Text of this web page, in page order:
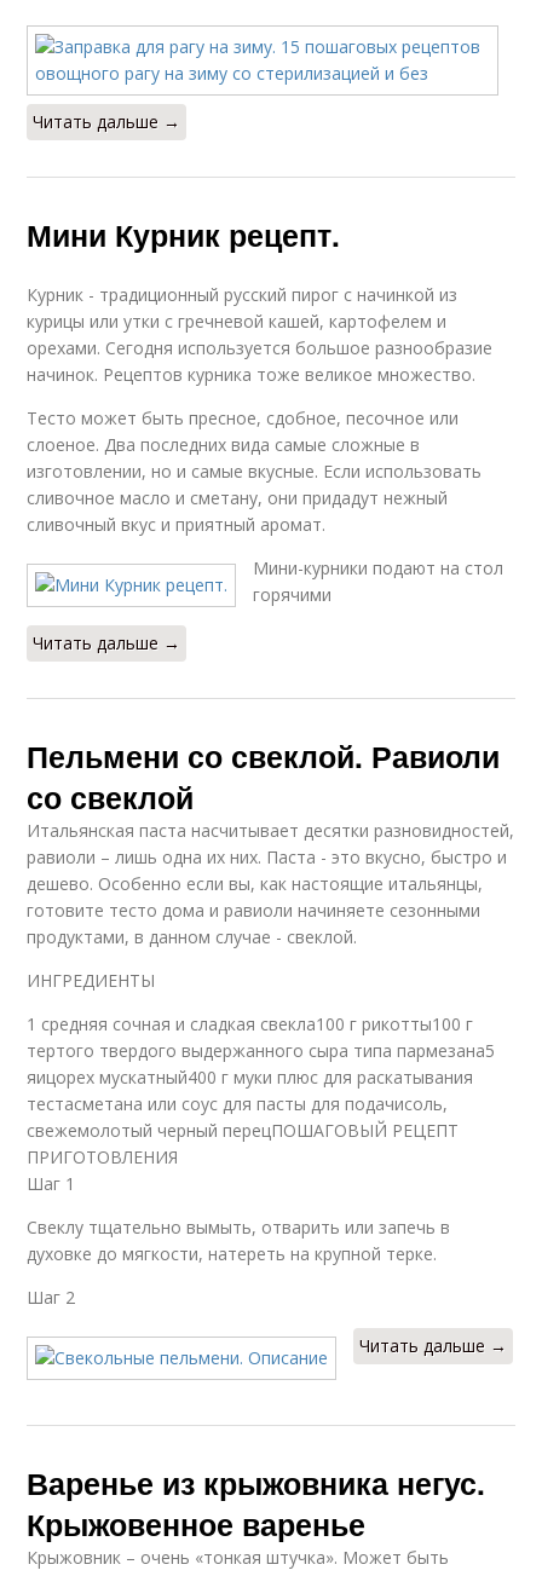
Читать дальше →
Мини Курник рецепт.
Курник - традиционный русский пирог с начинкой из
курицы или утки с гречневой кашей, картофелем и
орехами. Сегодня используется большое разнообразие
начинок. Рецептов курника тоже великое множество.
Тесто может быть пресное, сдобное, песочное или
слоеное. Два последних вида самые сложные в
изготовлении, но и самые вкусные. Если использовать
сливочное масло и сметану, они придадут нежный
сливочный вкус и приятный аромат.
Мини-курники подают на стол
горячими
Читать дальше →
Пельмени со свеклой. Равиоли
со свеклой
Итальянская паста насчитывает десятки разновидностей,
равиоли – лишь одна их них. Паста - это вкусно, быстро и
дешево. Особенно если вы, как настоящие итальянцы,
готовите тесто дома и равиоли начиняете сезонными
продуктами, в данном случае - свеклой.
ИНГРЕДИЕНТЫ
1 средняя сочная и сладкая свекла100 г рикотты100 г
тертого твердого выдержанного сыра типа пармезана5
яицорех мускатный400 г муки плюс для раскатывания
тестасметана или соус для пасты для подачисоль,
свежемолотый черный перецПОШАГОВЫЙ РЕЦЕПТ
ПРИГОТОВЛЕНИЯ
Шаг 1
Свеклу тщательно вымыть, отварить или запечь в
духовке до мягкости, натереть на крупной терке.
Шаг 2
Читать дальше →
Варенье из крыжовника негус.
Крыжовенное варенье
Крыжовник – очень «тонкая штучка». Может быть